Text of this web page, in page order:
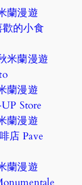
蘭漫遊
的小食
米蘭漫遊
蘭漫遊
Store
蘭漫遊
店 Pave
蘭漫遊